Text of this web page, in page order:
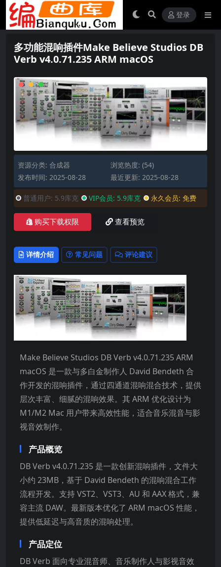
登录
多功能混响插件Make Believe Studios DB
Verb v4.0.71.235 ARM macOS
资源分类: 合成器
浏览热度: (54)
发布时间: 2025-08-28
最近更新: 2025-08-28
普通用户: 5.9库克 VIP会员: 5.9库克 永久会员: 免费
购买下载权限 查看预览
详情介绍 常见问题 评论建议
Make Believe Studios DB Verb v4.0.71.235 ARM
macOS 是一款与多白金制作人 David Bendeth 合
作开发的混响插件，通过四通道混响混合技术，提供
层次丰富、细腻的混响效果。其 ARM 优化设计为
M1/M2 Mac 用户带来高效性能，适合音乐混音与影
视音效制作。
产品概览
DB Verb v4.0.71.235 是一款创新混响插件，文件大
小约 23MB，基于 David Bendeth 的混响混合工作
流程开发。支持 VST2、VST3、AU 和 AAX 格式，兼
容主流 DAW。最新版本优化了 ARM macOS 性能，
提供低延迟与高音质的混响处理。
产品定位
DB Verb 面向专业混音师、音乐制作人与影视音效